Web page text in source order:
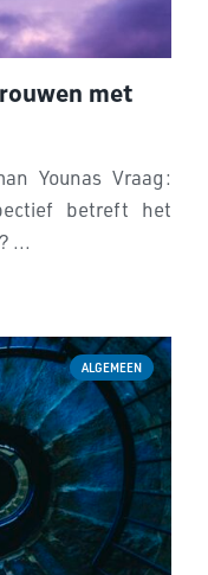
met
Younas Vraag:
betreft het
...
ALGEMEEN